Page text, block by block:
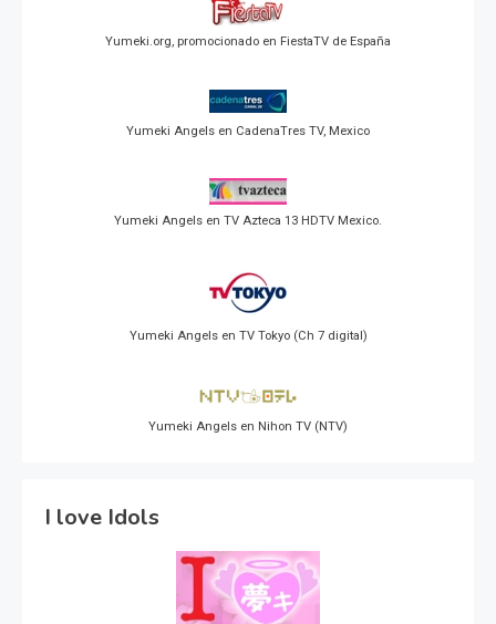
Yumeki.org, promocionado en FiestaTV de España
Yumeki Angels en CadenaTres TV, Mexico
Yumeki Angels en TV Azteca 13 HDTV Mexico.
Yumeki Angels en TV Tokyo (Ch 7 digital)
Yumeki Angels en Nihon TV (NTV)
I love Idols